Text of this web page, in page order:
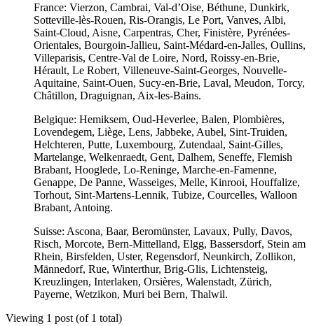
France: Vierzon, Cambrai, Val-d’Oise, Béthune, Dunkirk,
Sotteville-lès-Rouen, Ris-Orangis, Le Port, Vanves, Albi,
Saint-Cloud, Aisne, Carpentras, Cher, Finistère, Pyrénées-
Orientales, Bourgoin-Jallieu, Saint-Médard-en-Jalles, Oullins,
Villeparisis, Centre-Val de Loire, Nord, Roissy-en-Brie,
Hérault, Le Robert, Villeneuve-Saint-Georges, Nouvelle-
Aquitaine, Saint-Ouen, Sucy-en-Brie, Laval, Meudon, Torcy,
Châtillon, Draguignan, Aix-les-Bains.
Belgique: Hemiksem, Oud-Heverlee, Balen, Plombières,
Lovendegem, Liège, Lens, Jabbeke, Aubel, Sint-Truiden,
Helchteren, Putte, Luxembourg, Zutendaal, Saint-Gilles,
Martelange, Welkenraedt, Gent, Dalhem, Seneffe, Flemish
Brabant, Hooglede, Lo-Reninge, Marche-en-Famenne,
Genappe, De Panne, Wasseiges, Melle, Kinrooi, Houffalize,
Torhout, Sint-Martens-Lennik, Tubize, Courcelles, Walloon
Brabant, Antoing.
Suisse: Ascona, Baar, Beromünster, Lavaux, Pully, Davos,
Risch, Morcote, Bern-Mittelland, Elgg, Bassersdorf, Stein am
Rhein, Birsfelden, Uster, Regensdorf, Neunkirch, Zollikon,
Männedorf, Rue, Winterthur, Brig-Glis, Lichtensteig,
Kreuzlingen, Interlaken, Orsières, Walenstadt, Zürich,
Payerne, Wetzikon, Muri bei Bern, Thalwil.
Viewing 1 post (of 1 total)